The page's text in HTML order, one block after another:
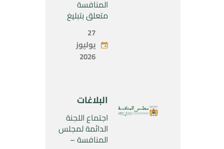
المنافسة
متعلق بتبليغ
مشروع عملية
تركيز اقتصادي
يخص تولي
شركة « Fives
Industries SAS
»
27
يوليوز
2026
البلاغات
اجتماع اللجنة
الدائمة لمجلس
المنافسة –